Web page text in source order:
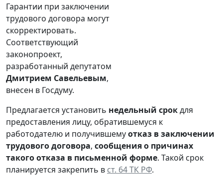
Гарантии при заключении
трудового договора могут
скорректировать.
Соответствующий
законопроект,
разработанный депутатом
Дмитрием Савельевым,
внесен в Госдуму.
Предлагается установить недельный срокдля
предоставления лицу, обратившемуся к
работодателю и получившемуотказ в заключении
трудового договора, сообщенияо причинах
такого отказа в письменной форме. Такой срок
планируется закрепить в ст. 64 ТК РФ.